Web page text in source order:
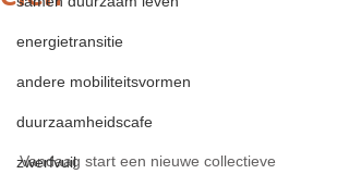
energietransitie
andere mobiliteitsvormen
duurzaamheidscafe
zwerfvuil
Vandaag start een nieuwe collectieve